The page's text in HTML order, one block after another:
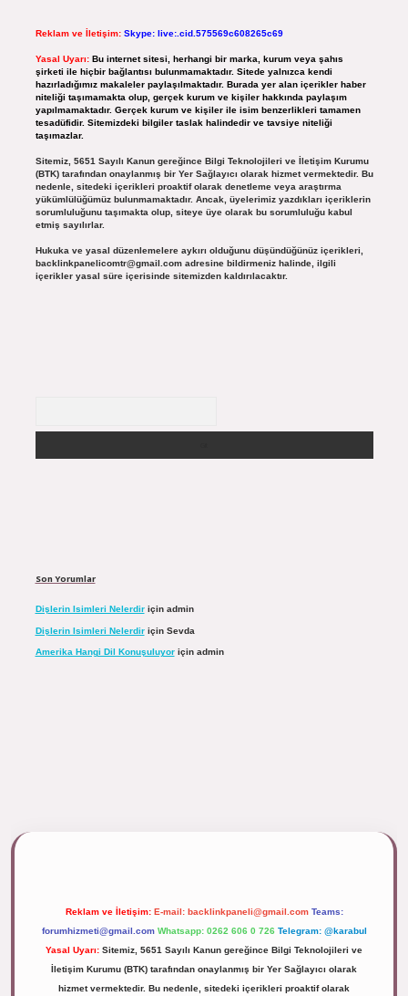
Reklam ve İletişim: Skype: live:.cid.575569c608265c69
Yasal Uyarı: Bu internet sitesi, herhangi bir marka, kurum veya şahıs
şirketi ile hiçbir bağlantısı bulunmamaktadır. Sitede yalnızca kendi
hazırladığımız makaleler paylaşılmaktadır. Burada yer alan içerikler haber
niteliği taşımamakta olup, gerçek kurum ve kişiler hakkında paylaşım
yapılmamaktadır. Gerçek kurum ve kişiler ile isim benzerlikleri tamamen
tesadüfidir. Sitemizdeki bilgiler taslak halindedir ve tavsiye niteliği
taşımazlar.
Sitemiz, 5651 Sayılı Kanun gereğince Bilgi Teknolojileri ve İletişim Kurumu
(BTK) tarafından onaylanmış bir Yer Sağlayıcı olarak hizmet vermektedir. Bu
nedenle, sitedeki içerikleri proaktif olarak denetleme veya araştırma
yükümlülüğümüz bulunmamaktadır. Ancak, üyelerimiz yazdıkları içeriklerin
sorumluluğunu taşımakta olup, siteye üye olarak bu sorumluluğu kabul
etmiş sayılırlar.
Hukuka ve yasal düzenlemelere aykırı olduğunu düşündüğünüz içerikleri,
backlinkpanelicomtr@gmail.comadresine bildirmeniz halinde, ilgili
içerikler yasal süre içerisinde sitemizden kaldırılacaktır.
Son Yorumlar
Dişlerin Isimleri Nelerdiriçin admin
Dişlerin Isimleri Nelerdiriçin Sevda
Amerika Hangi Dil Konuşuluyoriçin admin
Reklam ve İletişim: E-mail: backlinkpaneli@gmail.com Teams:
forumhizmeti@gmail.com Whatsapp: 0262 606 0 726 Telegram: @karabul
Yasal Uyarı: Sitemiz, 5651 Sayılı Kanun gereğince Bilgi Teknolojileri ve
İletişim Kurumu (BTK) tarafından onaylanmış bir Yer Sağlayıcı olarak
hizmet vermektedir. Bu nedenle, sitedeki içerikleri proaktif olarak